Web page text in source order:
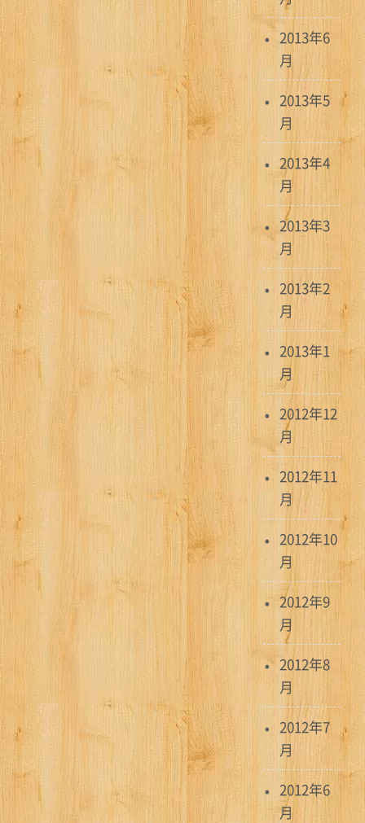
2013年6
月
2013年5
月
2013年4
月
2013年3
月
2013年2
月
2013年1
月
2012年12
月
2012年11
月
2012年10
月
2012年9
月
2012年8
月
2012年7
月
2012年6
月